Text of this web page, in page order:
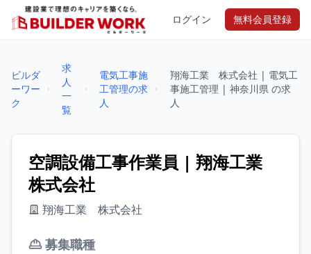
ログイン 無料会員登録
ビルダ
ーワー
ク
求
人
一
覧
電気工事施
工管理の求
人
翔海工業 株式会社 | 電気工
事施工管理 | 神奈川県 の求
人
空調設備工事作業員 | 翔海工業
株式会社
翔海工業 株式会社
募集職種